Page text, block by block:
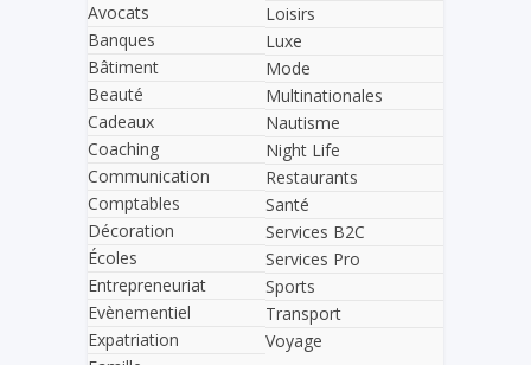
Avocats
Banques
Bâtiment
Beauté
Cadeaux
Coaching
Communication
Comptables
Décoration
Écoles
Entrepreneuriat
Evènementiel
Expatriation
Loisirs
Luxe
Mode
Multinationales
Nautisme
Night Life
Restaurants
Santé
Services B2C
Services Pro
Sports
Transport
Voyage